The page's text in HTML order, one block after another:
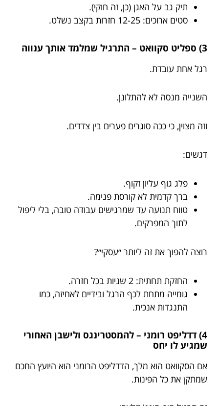
תיק גב על האגן (כן, זה חוקי).
סטים ארוכים: 12-25 חזרות בקצב נשלט.
3) ספליט סקוואט – התרגיל שמלמד אותך ענווה
רגל אחת עובדת.
השנייה מנסה לא להתלונן.
וזה מצוין, כי ככה סוגרים פערים בין צדדים.
דגשים:
פלג גוף עליון זקוף.
ברך קדמית לא קורסת פנימה.
טווח תנועה עד שמרגישים עבודה טובה, בלי ליפול
לתוך המפרקים.
רוצה להפוך את זה ליותר ״עסקי״?
החזקת תחתית: 2 שניות בכל חזרה.
גומייה מתחת לכף הרגל ובידיים לאחיזה, כמו
התנגדות אנכית.
4) דדליפט רומני – להמסטרינגס ולישבן האחורי
שמגיע לו יחס
אם הסקוואט הוא מלך, הדדליפט הרומני הוא היועץ החכם
שמתקן את כל הפינות.